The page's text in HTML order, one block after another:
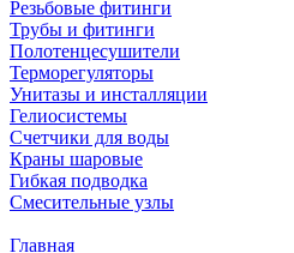
Резьбовые фитинги
Трубы и фитинги
Полотенцесушители
Терморегуляторы
Унитазы и инсталляции
Гелиосистемы
Счетчики для воды
Краны шаровые
Гибкая подводка
Смесительные узлы
Главная